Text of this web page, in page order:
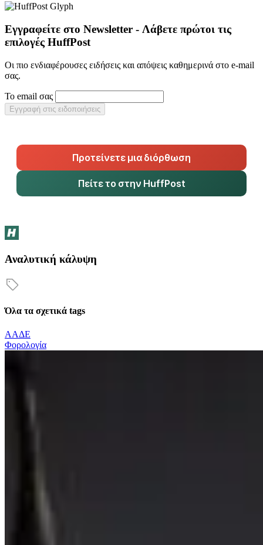
Εγγραφείτε στο Newsletter - Λάβετε πρώτοι τις
επιλογές HuffPost
Οι πιο ενδιαφέρουσες ειδήσεις και απόψεις καθημερινά στο e-mail
σας.
Το email σας
Εγγραφή στις ειδοποιήσεις
Προτείνετε μια διόρθωση
Πείτε το στην HuffPost
Αναλυτική κάλυψη
Όλα τα σχετικά tags
ΑΑΔΕ
Φορολογία